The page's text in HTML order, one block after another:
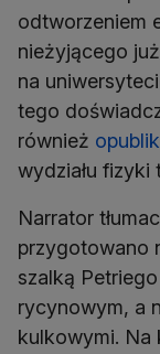
odtworzeniem
nieżyjącego
na
tego
również
wydziału fizyki
Narrator
przygotowano
szalką
rycynowym, a
kulkowymi. Na